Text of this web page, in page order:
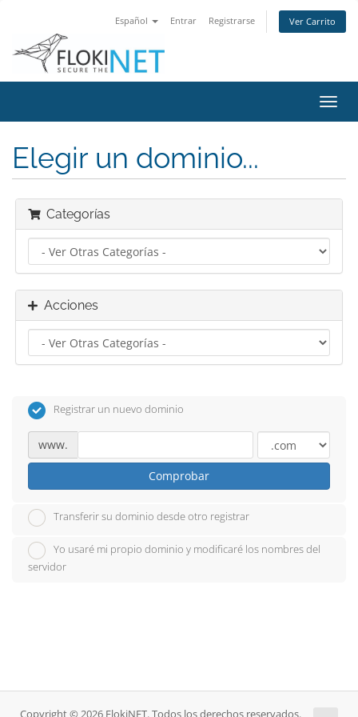
Español Entrar Registrarse Ver Carrito
Elegir un dominio...
Categorías
Acciones
Registrar un nuevo dominio
www.
Comprobar
Transferir su dominio desde otro registrar
Yo usaré mi propio dominio y modificaré los nombres del
servidor
Copyright © 2026 FlokiNET. Todos los derechos reservados.